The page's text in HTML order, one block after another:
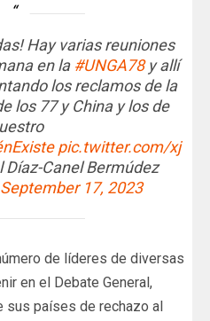
Hay varias reuniones
en la #UNGA78y allí
los reclamos de la
los 77 y China y los de
pic.twitter.com/xj
Canel Bermúdez
September 17, 2023
de líderes de diversas
en el Debate General,
países de rechazo al